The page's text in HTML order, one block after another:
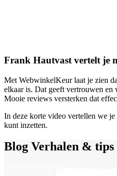
Frank Hautvast vertelt je
Met WebwinkelKeur laat je zien
elkaar is. Dat geeft vertrouwen
Mooie reviews versterken dat
In deze korte video vertellen we
kunt inzetten.
Blog Verhalen & tips